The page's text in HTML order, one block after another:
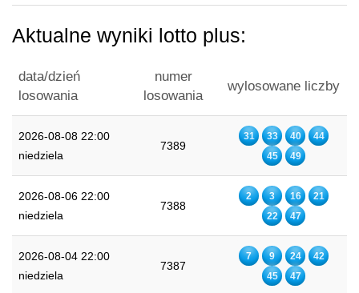
Aktualne wyniki lotto plus:
data/dzień
losowania
numer
losowania
wylosowane liczby
2026-08-08 22:00
niedziela
7389
31 33 40
44
45
49
2026-08-06 22:00
niedziela
7388
2 3 16
21
22
47
2026-08-04 22:00
niedziela
7387
7 9 24
42
45
47